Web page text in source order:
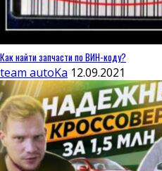
Как найти запчасти по ВИН-коду?
team autoKa 12.09.2021